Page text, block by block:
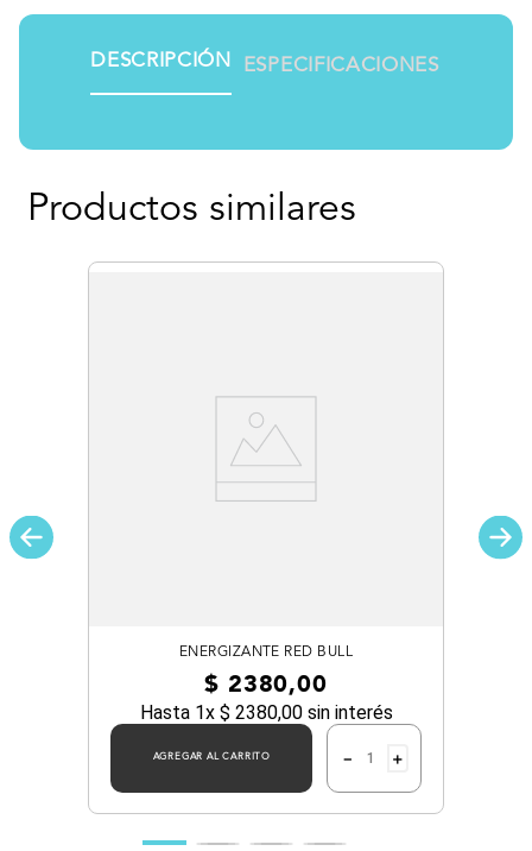
DESCRIPCIÓN ESPECIFICACIONES
Productos similares
ENERGIZANTE RED BULL
$ 2380,00
Hasta 1x $ 2380,00sin interés
AGREGAR AL CARRITO ＋
－